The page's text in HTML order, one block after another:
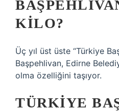
KILO?
Üç yıl üst üste “Türkiye
Başpehlivan, Edirne
olma özelliğini taşıyor.
TÜRKIYE